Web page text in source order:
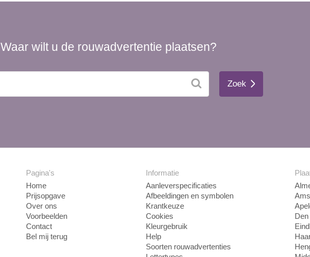
Waar wilt u de rouwadvertentie plaatsen?
Zoek
Pagina's
Home
Prijsopgave
Over ons
Voorbeelden
Contact
Bel mij terug
Informatie
Aanleverspecificaties
Afbeeldingen en symbolen
Krantkeuze
Cookies
Kleurgebruik
Help
Soorten rouwadvertenties